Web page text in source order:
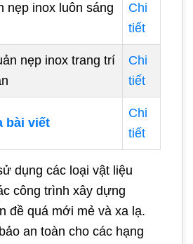
nẹp inox luôn sáng
Chi
tiết
nẹp inox trang trí
Chi
tiết
bài viết
Chi
tiết
dụng các loại vật liệu
công trình xây dựng
đề quá mới mẻ và xa lạ.
an toàn cho các hạng